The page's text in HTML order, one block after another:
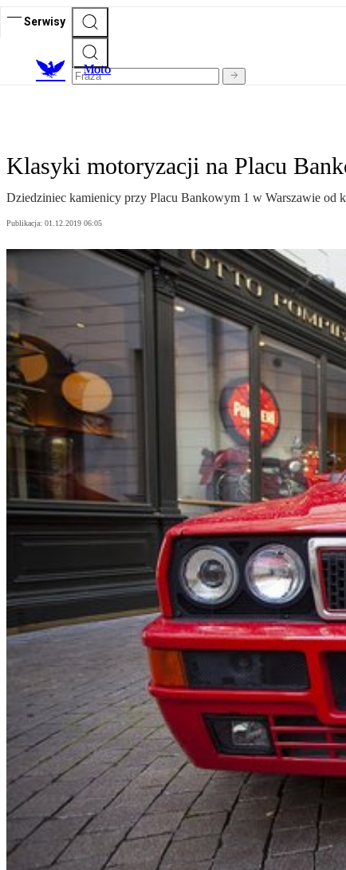
Serwisy
Moto
Klasyki motoryzacji na Placu
Dziedziniec kamienicy przy Placu Bankowym 1 w Warszawie od
Publikacja: 01.12.2019 06:05